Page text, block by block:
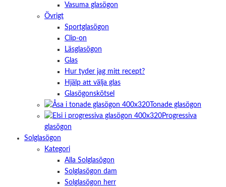
Vasuma glasögon
Övrigt
Sportglasögon
Clip-on
Läsglasögon
Glas
Hur tyder jag mitt recept?
Hjälp att välja glas
Glasögonskötsel
Tonade glasögon
Progressiva
glasögon
Solglasögon
Kategori
Alla Solglasögon
Solglasögon dam
Solglasögon herr